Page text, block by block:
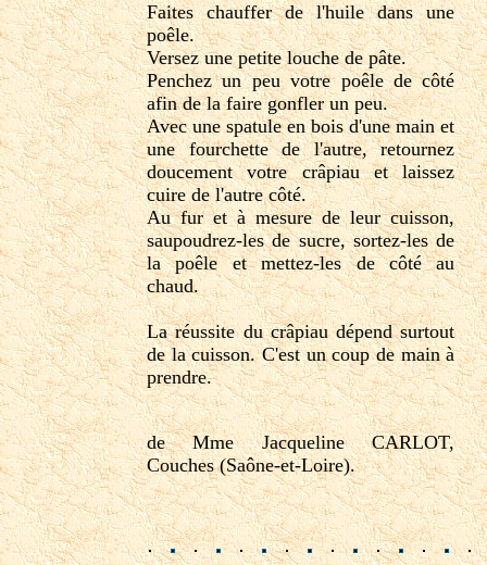
Faites chauffer de l'huile dans une
poêle.
Versez une petite louche de pâte.
Penchez un peu votre poêle de côté
afin de la faire gonfler un peu.
Avec une spatule en bois d'une main et
une fourchette de l'autre, retournez
doucement votre crâpiau et laissez
cuire de l'autre côté.
Au fur et à mesure de leur cuisson,
saupoudrez-les de sucre, sortez-les de
la poêle et mettez-les de côté au
chaud.
La réussite du crâpiau dépend surtout
de la cuisson. C'est un coup de main à
prendre.
de Mme Jacqueline CARLOT,
Couches (Saône-et-Loire).